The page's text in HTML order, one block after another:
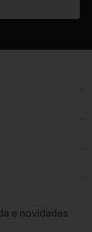
e novidades